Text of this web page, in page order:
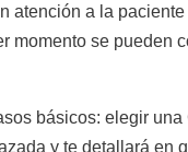
atención a la
se pueden
básicos: elegir
y te detallará en